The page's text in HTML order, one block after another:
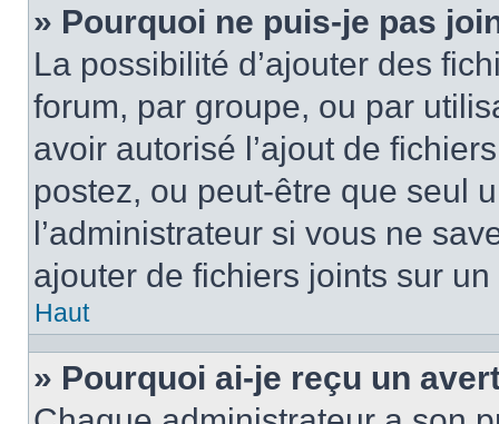
» Pourquoi ne puis-je pas
La possibilité d’ajouter des
forum, par groupe, ou par
avoir autorisé l’ajout de
postez, ou peut-être que seul
l’administrateur si vous ne
ajouter de fichiers joints sur un
Haut
» Pourquoi ai-je reçu un